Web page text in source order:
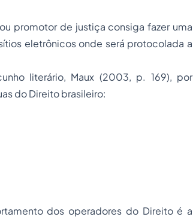
promotor de justiça consiga fazer uma
eletrônicos onde será protocolada a
literário, Maux (2003, p. 169), por
do Direito brasileiro:
dos operadores do Direito é a